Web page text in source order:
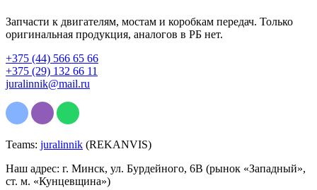
Запчасти к двигателям, мостам и коробкам передач. Только
оригинальная продукция, аналогов в РБ нет.
+375 (44) 566 65 66
+375 (29) 132 66 11
juralinnik@mail.ru
Teams: juralinnik (REKANVIS)
Наш адрес: г. Минск, ул. Бурдейного, 6В (рынок «Западный»,
ст. м. «Кунцевщина»)